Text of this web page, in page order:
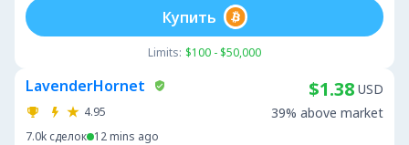
Limits: $100 - $50,000
Купить
LavenderHornet
4.95
7.0k сделок 12 mins ago
$1.38 USD
39% above market